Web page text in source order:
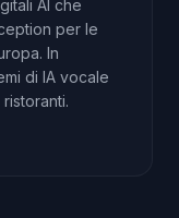
AI che
per le
In
di IA vocale